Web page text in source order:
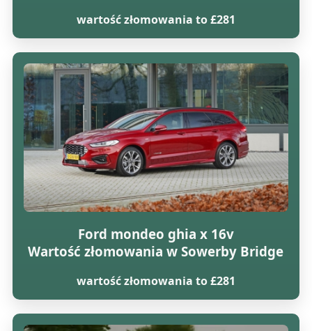
wartość złomowania to £281
Ford mondeo ghia x 16v
Wartość złomowania w Sowerby Bridge
wartość złomowania to £281